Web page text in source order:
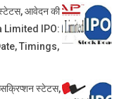
स्टेटस, आवेदन की
Limited IPO:
Timings,
स्टेटस,